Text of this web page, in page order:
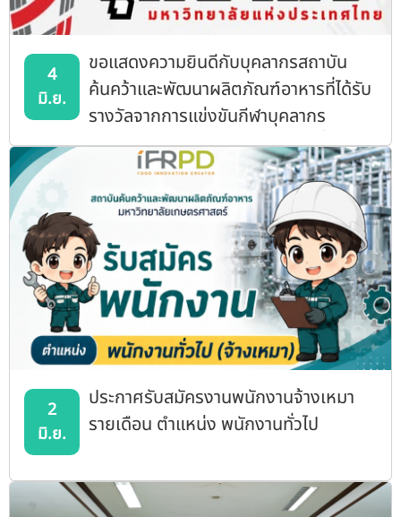
4
มิ.ย.
ขอแสดงความยินดีกับบุคลากรสถาบัน
ค้นคว้าและพัฒนาผลิตภัณฑ์อาหารที่ได้รับ
รางวัลจากการแข่งขันกีฬาบุคลากร
มหาวิทยาลัยแห่งประเทศไทยครั้งที่ 42
มศว เกมส์
2
มิ.ย.
ประกาศรับสมัครงานพนักงานจ้างเหมา
รายเดือน ตำแหน่ง พนักงานทั่วไป